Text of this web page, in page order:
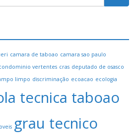
camara de taboao camara sao paulo
vertentes cras deputado de osasco
limpo discriminação ecoacao ecologia
tecnica taboao
grau tecnico